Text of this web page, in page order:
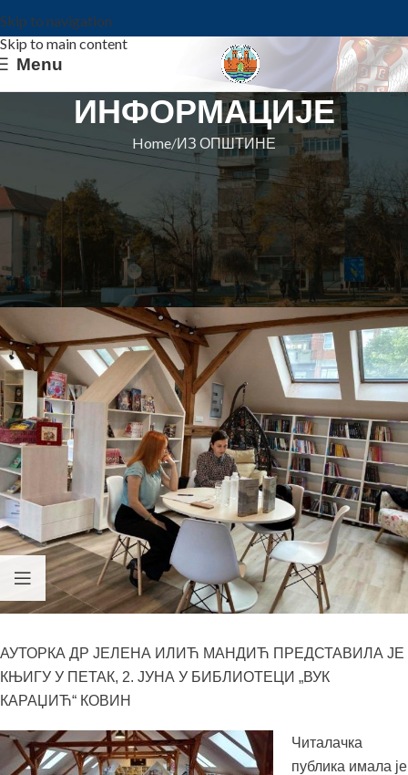
Skip to navigation
Skip to main content
Menu
ИНФОРМАЦИЈЕ
Home ИЗ ОПШТИНЕ
ИЗ ОПШТИНЕ
ПРЕДСТАВЉЕНА
МОНОГРАФИЈА О БАНАТСКОЈ
ВОЈНОЈ КРАЈИНИ
Општина КовинOn 5. jun 2023.
АУТОРКА ДР ЈЕЛЕНА ИЛИЋ МАНДИЋ ПРЕДСТАВИЛА ЈЕ
КЊИГУ У ПЕТАК, 2. ЈУНА У БИБЛИОТЕЦИ „ВУК
КАРАЏИЋ“ КОВИН
Читалачка
публика имала је